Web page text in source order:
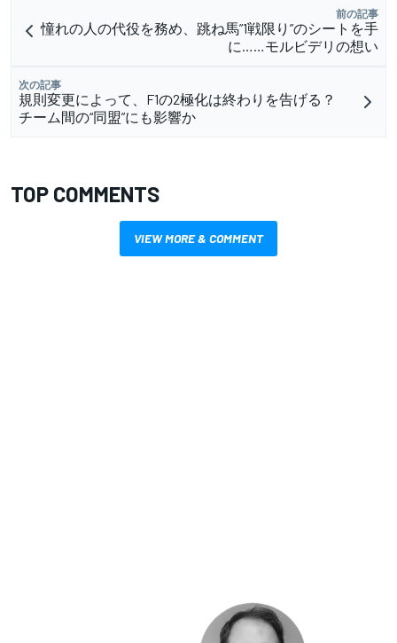
前の記事
憧れの人の代役を務め、跳ね馬”1戦限り”のシートを手
に……モルビデリの想い
次の記事
規則変更によって、F1の2極化は終わりを告げる？
チーム間の“同盟”にも影響か
TOP COMMENTS
VIEW MORE & COMMENT